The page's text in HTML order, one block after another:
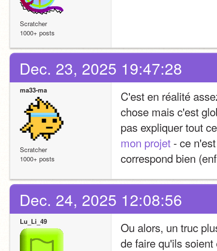
Scratcher
1000+ posts
Dec. 23, 2025 19:47:28
ma33-ma
Scratcher
1000+ posts
C'est en réalité
chose mais c'est
mon projet - ce
correspond bien
Dec. 24, 2025 12:08:56
Lu_Li_49
Ou alors, un truc
de faire qu'ils